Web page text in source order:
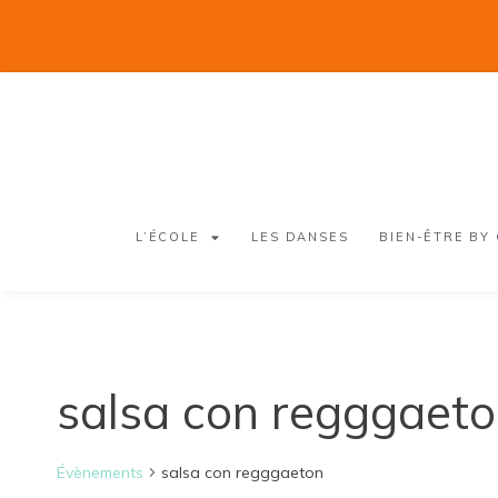
L’ÉCOLE LES DANSES BIEN-ÊTRE BY
salsa con
Évènements salsa con regggaeton